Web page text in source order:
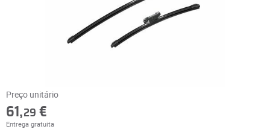
Preço unitário
61,29 €
Entrega gratuita